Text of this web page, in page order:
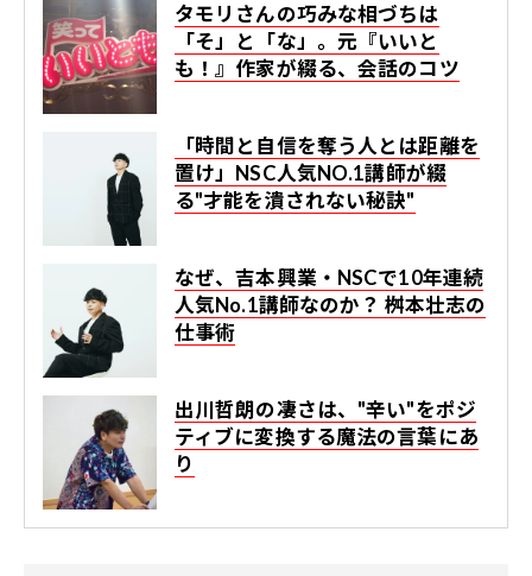
タモリさんの巧みな相づちは
「そ」と「な」。元『いいと
も！』作家が綴る、会話のコツ
「時間と自信を奪う人とは距離を
置け」NSC人気NO.1講師が綴
る"才能を潰されない秘訣"
なぜ、吉本興業・NSCで10年連続
人気No.1講師なのか？ 桝本壮志の
仕事術
出川哲朗の凄さは、"辛い"をポジ
ティブに変換する魔法の言葉にあ
り